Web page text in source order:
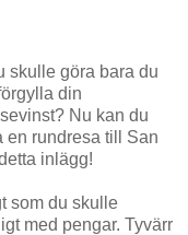
skulle göra bara du
din
Nu kan du
en rundresa till San
inlägg!
som du skulle
med pengar. Tyvärr